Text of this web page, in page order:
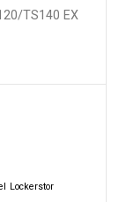
TS140 EX
Lockerstor